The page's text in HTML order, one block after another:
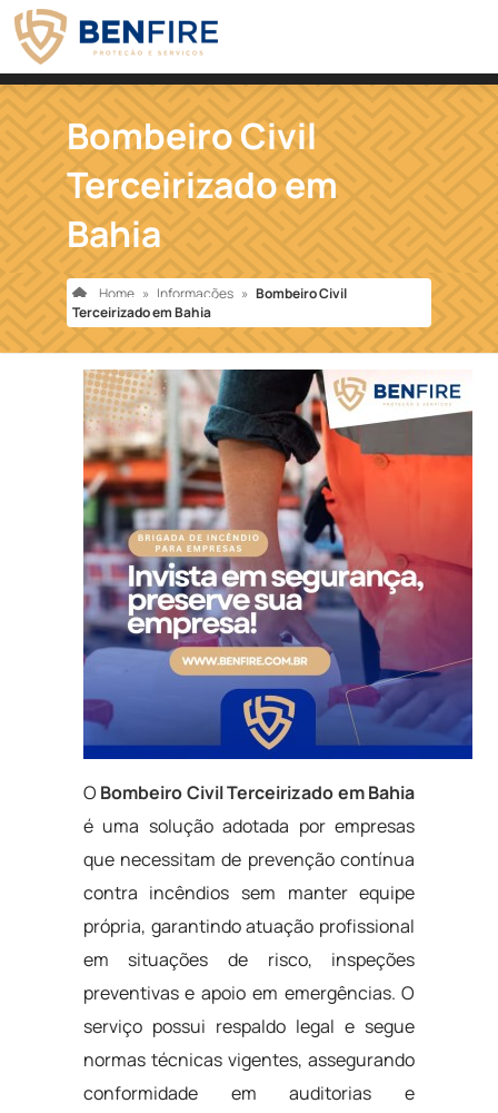
Bombeiro Civil
Terceirizado em
Bahia
Home » Informações » Bombeiro Civil
Terceirizado em Bahia
O Bombeiro Civil Terceirizado em Bahia
é uma solução adotada por empresas
que necessitam de prevenção contínua
contra incêndios sem manter equipe
própria, garantindo atuação profissional
em situações de risco, inspeções
preventivas e apoio em emergências. O
serviço possui respaldo legal e segue
normas técnicas vigentes, assegurando
conformidade em auditorias e